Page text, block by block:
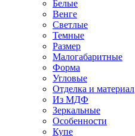
Белые
Венге
Светлые
Темные
Размер
Малогабаритные
Форма
Угловые
Отделка и материал
Из МДФ
Зеркальные
Особенности
Купе